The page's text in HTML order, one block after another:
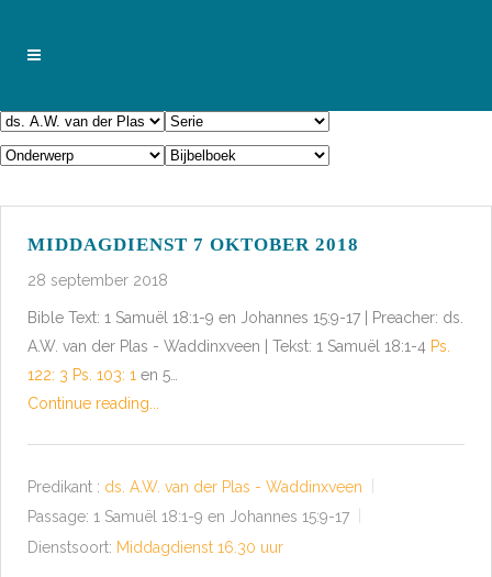
MIDDAGDIENST 7 OKTOBER 2018
28 september 2018
Bible Text: 1 Samuël 18:1-9 en Johannes 15:9-17 | Preacher: ds.
A.W. van der Plas - Waddinxveen | Tekst: 1 Samuël 18:1-4 Ps.
122: 3 Ps. 103: 1 en 5…
Continue reading...
Predikant : ds. A.W. van der Plas - Waddinxveen
Passage: 1 Samuël 18:1-9 en Johannes 15:9-17
Dienstsoort: Middagdienst 16.30 uur